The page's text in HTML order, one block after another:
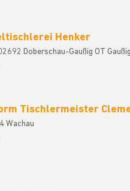
Henker
Doberschau-Gaußig OT Gaußig
Tischlermeister
Wachau